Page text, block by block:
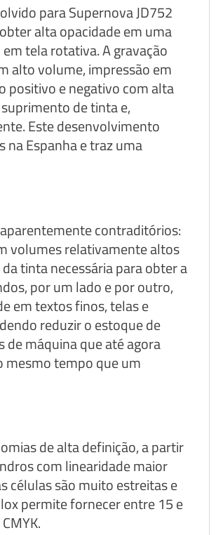
para Supernova JD752
alta opacidade em uma
tela rotativa. A gravação
alto volume, impressão em
positivo e negativo com alta
de tinta e,
Este desenvolvimento
Espanha e traz uma
contraditórios:
volumes relativamente altos
tinta necessária para obter a
por um lado e por outro,
em textos finos, telas e
reduzir o estoque de
de máquina que até agora
mesmo tempo que um
de alta definição, a partir
com linearidade maior
células são muito estreitas e
permite fornecer entre 15 e